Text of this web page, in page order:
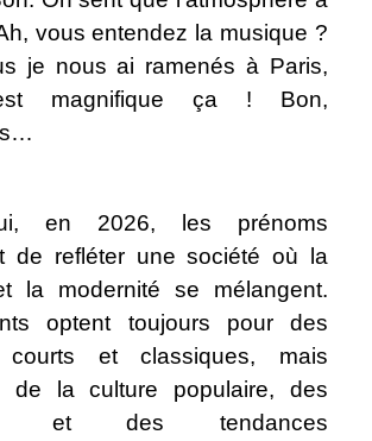
vous entendez la musique ?
je nous ai ramenés à Paris,
magnifique ça ! Bon,
en 2026, les prénoms
de refléter une société où la
la modernité se mélangent.
optent toujours pour des
courts et classiques, mais
de la culture populaire, des
et des tendances